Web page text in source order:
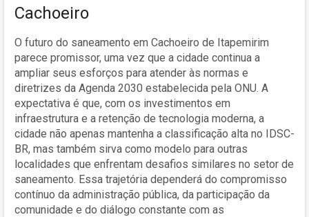
Cachoeiro
O futuro do saneamento em Cachoeiro de Itapemirim
parece promissor, uma vez que a cidade continua a
ampliar seus esforços para atender às normas e
diretrizes da Agenda 2030 estabelecida pela ONU. A
expectativa é que, com os investimentos em
infraestrutura e a retenção de tecnologia moderna, a
cidade não apenas mantenha a classificação alta no IDSC-
BR, mas também sirva como modelo para outras
localidades que enfrentam desafios similares no setor de
saneamento. Essa trajetória dependerá do compromisso
contínuo da administração pública, da participação da
comunidade e do diálogo constante com as